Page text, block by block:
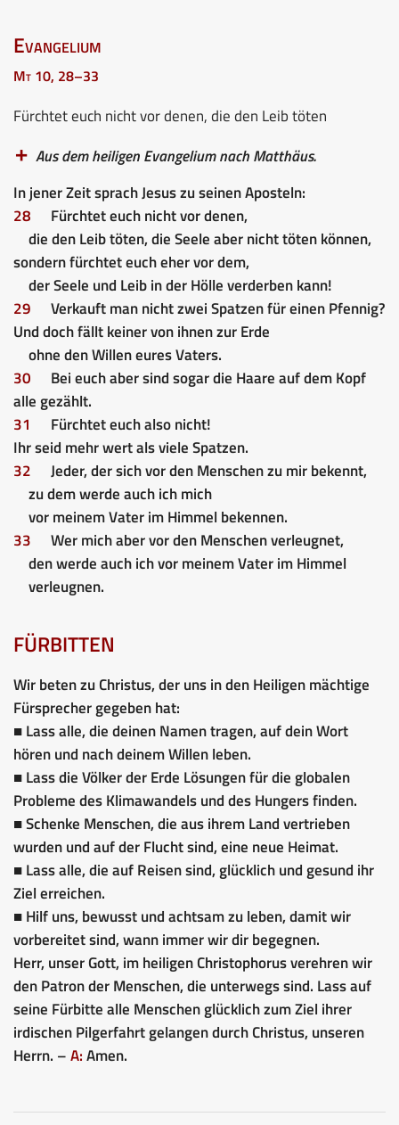
Evangelium
Mt 10, 28–33
Fürchtet euch nicht vor denen, die den Leib töten
Aus dem heiligen Evangelium nach Matthäus.
In jener Zeit sprach Jesus zu seinen Aposteln:
28
Fürchtet euch nicht vor denen,
die den Leib töten, die Seele aber nicht töten können,
sondern fürchtet euch eher vor dem,
der Seele und Leib in der Hölle verderben kann!
29
Verkauft man nicht zwei Spatzen für einen Pfennig?
Und doch fällt keiner von ihnen zur Erde
ohne den Willen eures Vaters.
30
Bei euch aber sind sogar die Haare auf dem Kopf
alle gezählt.
31
Fürchtet euch also nicht!
Ihr seid mehr wert als viele Spatzen.
32
Jeder, der sich vor den Menschen zu mir bekennt,
zu dem werde auch ich mich
vor meinem Vater im Himmel bekennen.
33
Wer mich aber vor den Menschen verleugnet,
den werde auch ich vor meinem Vater im Himmel
verleugnen.
FÜRBITTEN
Wir beten zu Christus, der uns in den Heiligen mächtige
Fürsprecher gegeben hat:
■ Lass alle, die deinen Namen tragen, auf dein Wort
hören und nach deinem Willen leben.
■ Lass die Völker der Erde Lösungen für die globalen
Probleme des Klimawandels und des Hungers finden.
■ Schenke Menschen, die aus ihrem Land vertrieben
wurden und auf der Flucht sind, eine neue Heimat.
■ Lass alle, die auf Reisen sind, glücklich und gesund ihr
Ziel erreichen.
■ Hilf uns, bewusst und achtsam zu leben, damit wir
vorbereitet sind, wann immer wir dir begegnen.
Herr, unser Gott, im heiligen Christophorus verehren wir
den Patron der Menschen, die unterwegs sind. Lass auf
seine Fürbitte alle Menschen glücklich zum Ziel ihrer
irdischen Pilgerfahrt gelangen durch Christus, unseren
Herrn. –A:Amen.